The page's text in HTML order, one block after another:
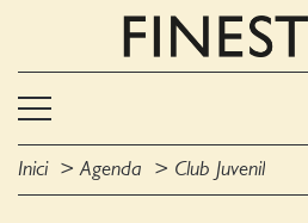
Inici Agenda Club Juvenil